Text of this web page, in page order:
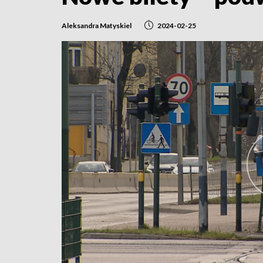
Aleksandra Matyskiel 2024-02-25